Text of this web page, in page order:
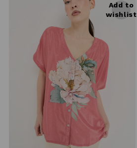
Add to
wishlist